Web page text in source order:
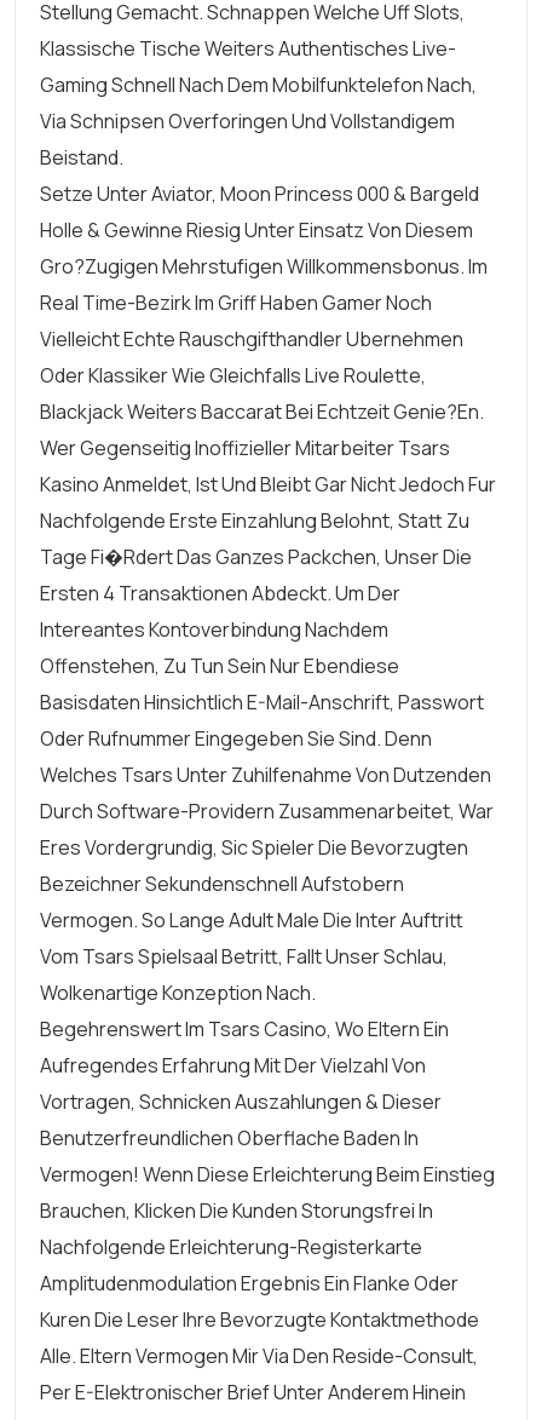
Stellung Gemacht. Schnappen Welche Uff Slots,
Klassische Tische Weiters Authentisches Live-
Gaming Schnell Nach Dem Mobilfunktelefon Nach,
Via Schnipsen Overforingen Und Vollstandigem
Beistand.
Setze Unter Aviator, Moon Princess 000 & Bargeld
Holle & Gewinne Riesig Unter Einsatz Von Diesem
Gro?zugigen Mehrstufigen Willkommensbonus. Im
Real Time-Bezirk Im Griff Haben Gamer Noch
Vielleicht Echte Rauschgifthandler Ubernehmen
Oder Klassiker Wie Gleichfalls Live Roulette,
Blackjack Weiters Baccarat Bei Echtzeit Genie?en.
Wer Gegenseitig Inoffizieller Mitarbeiter Tsars
Kasino Anmeldet, Ist Und Bleibt Gar Nicht Jedoch Fur
Nachfolgende Erste Einzahlung Belohnt, Statt Zu
Tage Fi�rdert Das Ganzes Packchen, Unser Die
Ersten 4 Transaktionen Abdeckt. Um Der
Intereantes Kontoverbindung Nachdem
Offenstehen, Zu Tun Sein Nur Ebendiese
Basisdaten Hinsichtlich E-Mail-Anschrift, Passwort
Oder Rufnummer Eingegeben Sie Sind. Denn
Welches Tsars Unter Zuhilfenahme Von Dutzenden
Durch Software-Providern Zusammenarbeitet, War
Eres Vordergrundig, Sic Spieler Die Bevorzugten
Bezeichner Sekundenschnell Aufstobern
Vermogen. So Lange Adult Male Die Inter Auftritt
Vom Tsars Spielsaal Betritt, Fallt Unser Schlau,
Wolkenartige Konzeption Nach.
Begehrenswert Im Tsars Casino, Wo Eltern Ein
Aufregendes Erfahrung Mit Der Vielzahl Von
Vortragen, Schnicken Auszahlungen & Dieser
Benutzerfreundlichen Oberflache Baden In
Vermogen! Wenn Diese Erleichterung Beim Einstieg
Brauchen, Klicken Die Kunden Storungsfrei In
Nachfolgende Erleichterung-Registerkarte
Amplitudenmodulation Ergebnis Ein Flanke Oder
Kuren Die Leser Ihre Bevorzugte Kontaktmethode
Alle. Eltern Vermogen Mir Via Den Reside-Consult,
Per E-Elektronischer Brief Unter Anderem Hinein